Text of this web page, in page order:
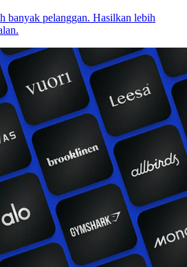
banyak pelanggan. Hasilkan lebih